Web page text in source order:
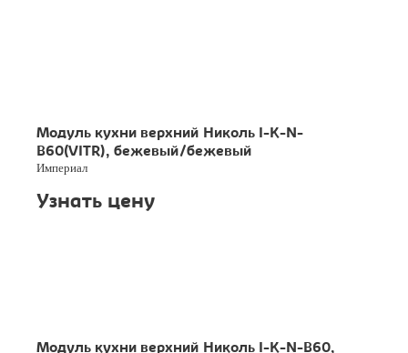
Модуль кухни верхний Николь I-K-N-
B60(VITR), бежевый/бежевый
Империал
Узнать цену
Модуль кухни верхний Николь I-K-N-B60,